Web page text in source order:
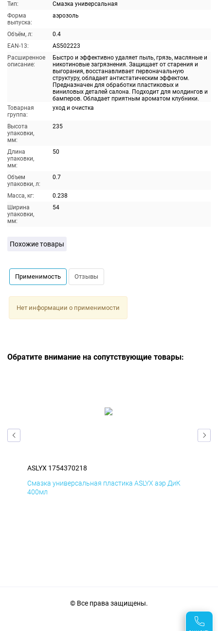
Тип:
Смазка универсальная
Форма
выпуска:
аэрозоль
Объём, л:
0.4
EAN-13:
AS502223
Расширенное
описание:
Быстро и эффективно удаляет пыль, грязь, масляные и
никотиновые загрязнения. Защищает от старения и
выгорания, восстанавливает первоначальную
структуру, обладает антистатическим эффектом.
Предназначен для обработки пластиковых и
виниловых деталей салона. Подходит для молдингов и
бамперов. Обладает приятным ароматом клубники.
Товарная
группа:
уход и очистка
Высота
упаковки,
мм:
235
Длина
упаковки,
мм:
50
Объем
упаковки, л:
0.7
Масса, кг:
0.238
Ширина
упаковки,
мм:
54
Похожие товары
Применимость Отзывы
Нет информации о применимости
Обратите внимание на сопутствующие товары:
ASLYX 1754370218
Смазка универсальная пластика ASLYX аэр ДиК
400мл
© Все права защищены.